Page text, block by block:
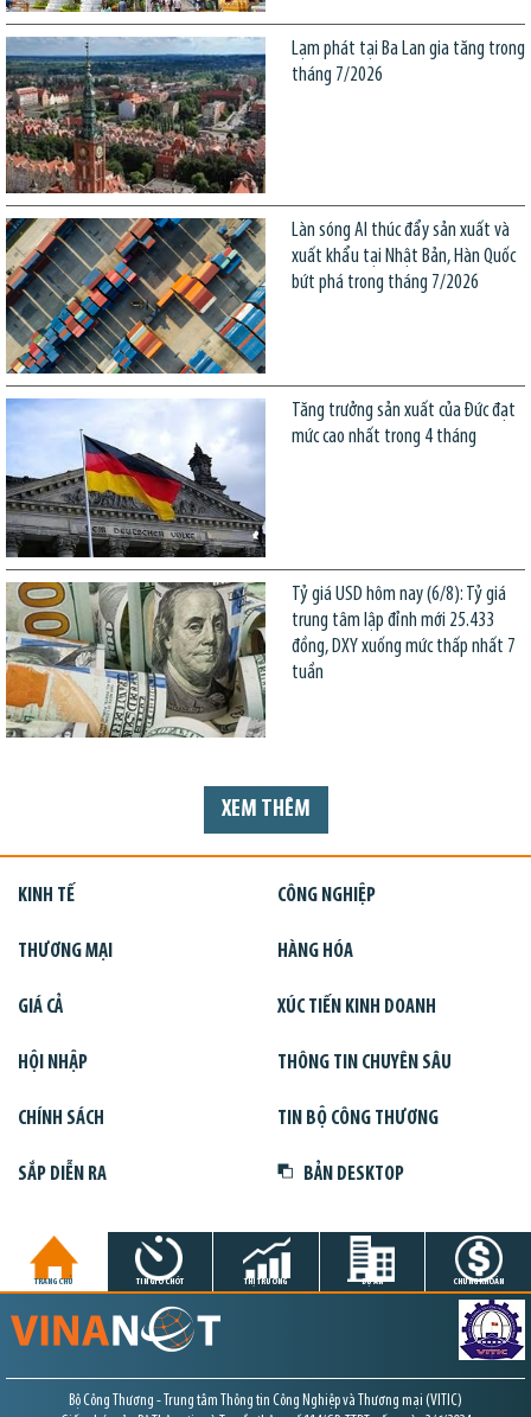
Lạm phát tại Ba Lan gia tăng trong
tháng 7/2026
Làn sóng AI thúc đẩy sản xuất và
xuất khẩu tại Nhật Bản, Hàn Quốc
bứt phá trong tháng 7/2026
Tăng trưởng sản xuất của Đức đạt
mức cao nhất trong 4 tháng
Tỷ giá USD hôm nay (6/8): Tỷ giá
trung tâm lập đỉnh mới 25.433
đồng, DXY xuống mức thấp nhất 7
tuần
XEM THÊM
KINH TẾ CÔNG NGHIỆP
THƯƠNG MẠI HÀNG HÓA
GIÁ CẢ XÚC TIẾN KINH DOANH
HỘI NHẬP THÔNG TIN CHUYÊN SÂU
CHÍNH SÁCH TIN BỘ CÔNG THƯƠNG
SẮP DIỄN RA BẢN DESKTOP
TRANG CHỦ TIN GIỜ CHÓT THỊ TRƯỜNG DỰ ÁN CHỨNG KHOÁN
Bộ Công Thương - Trung tâm Thông tin Công Nghiệp và Thương mại (VITIC)